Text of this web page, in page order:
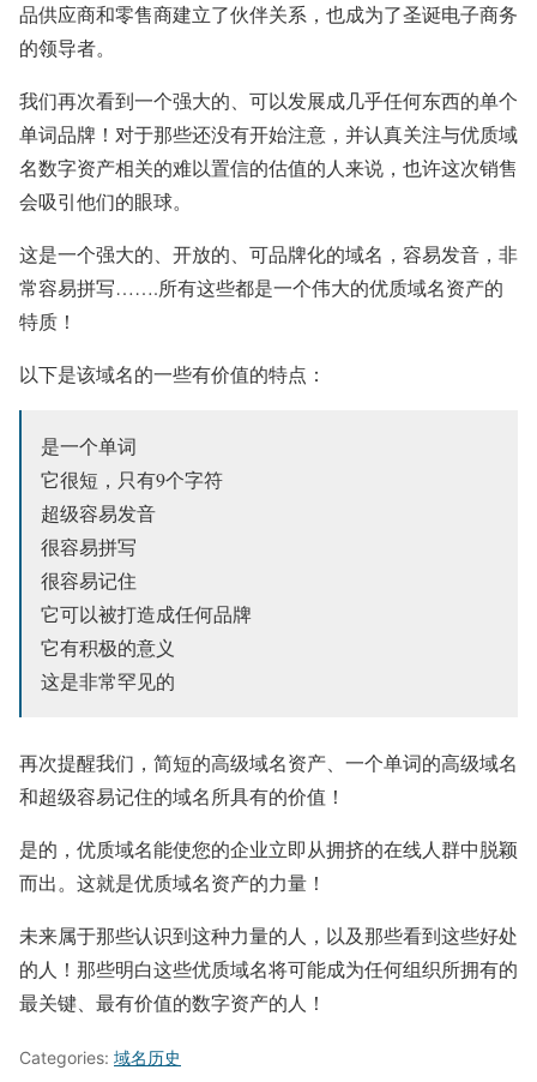
品供应商和零售商建立了伙伴关系，也成为了圣诞电子商务
的领导者。
我们再次看到一个强大的、可以发展成几乎任何东西的单个
单词品牌！对于那些还没有开始注意，并认真关注与优质域
名数字资产相关的难以置信的估值的人来说，也许这次销售
会吸引他们的眼球。
这是一个强大的、开放的、可品牌化的域名，容易发音，非
常容易拼写…….所有这些都是一个伟大的优质域名资产的
特质！
以下是该域名的一些有价值的特点：
是一个单词
它很短，只有9个字符
超级容易发音
很容易拼写
很容易记住
它可以被打造成任何品牌
它有积极的意义
这是非常罕见的
再次提醒我们，简短的高级域名资产、一个单词的高级域名
和超级容易记住的域名所具有的价值！
是的，优质域名能使您的企业立即从拥挤的在线人群中脱颖
而出。这就是优质域名资产的力量！
未来属于那些认识到这种力量的人，以及那些看到这些好处
的人！那些明白这些优质域名将可能成为任何组织所拥有的
最关键、最有价值的数字资产的人！
Categories: 域名历史